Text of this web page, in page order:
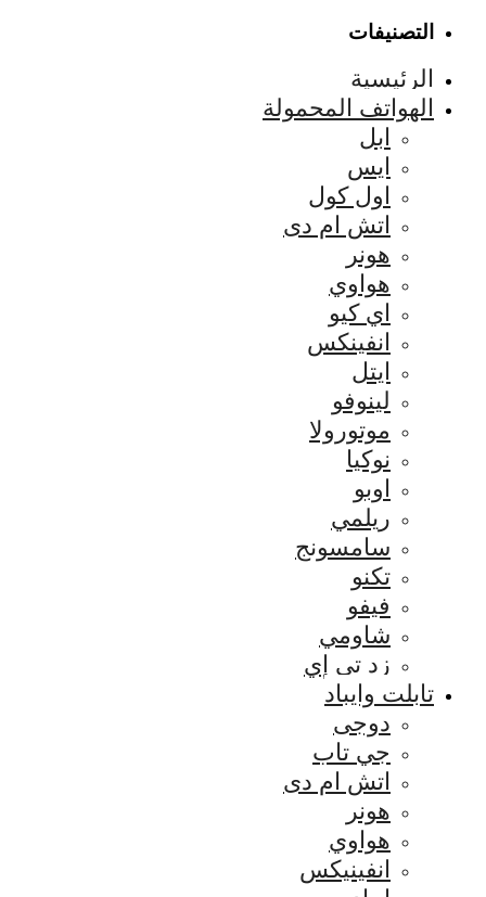
التصنيفات
الرئيسية
الهواتف المحمولة
ابل
ايس
اول كول
اتش ام دى
هونر
هواوي
اي كيو
انفينكس
ايتل
لينوفو
موتورولا
نوكيا
اوبو
ريلمي
سامسونج
تكنو
فيفو
شاومي
زد تي إي
تابلت وايباد
دوجى
جي تاب
اتش ام دى
هونر
هواوي
انفينيكس